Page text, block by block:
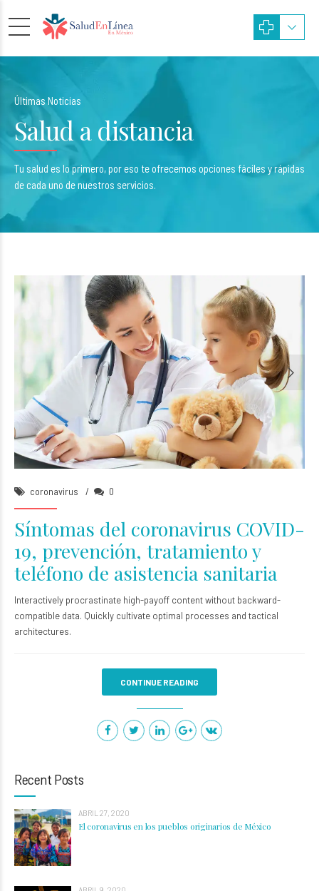
Últimas Noticias
Salud a distancia
Tu salud es lo primero, por eso te ofrecemos opciones fáciles y rápidas
de cada uno de nuestros servicios.
Angela Brawn
18/Oct/2015
coronavirus 0
Síntomas del coronavirus COVID-
19, prevención, tratamiento y
teléfono de asistencia sanitaria
Interactively procrastinate high-payoff content without backward-
compatible data. Quickly cultivate optimal processes and tactical
architectures.
CONTINUE READING
Recent Posts
ABRIL 27, 2020
El coronavirus en los pueblos originarios de México